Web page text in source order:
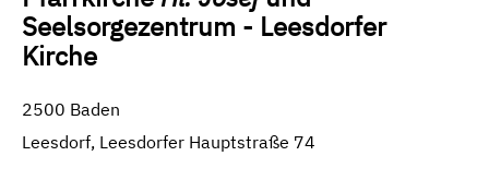
Seelsorgezentrum - Leesdorfer
Kirche
2500 Baden
Leesdorf, Leesdorfer Hauptstraße 74